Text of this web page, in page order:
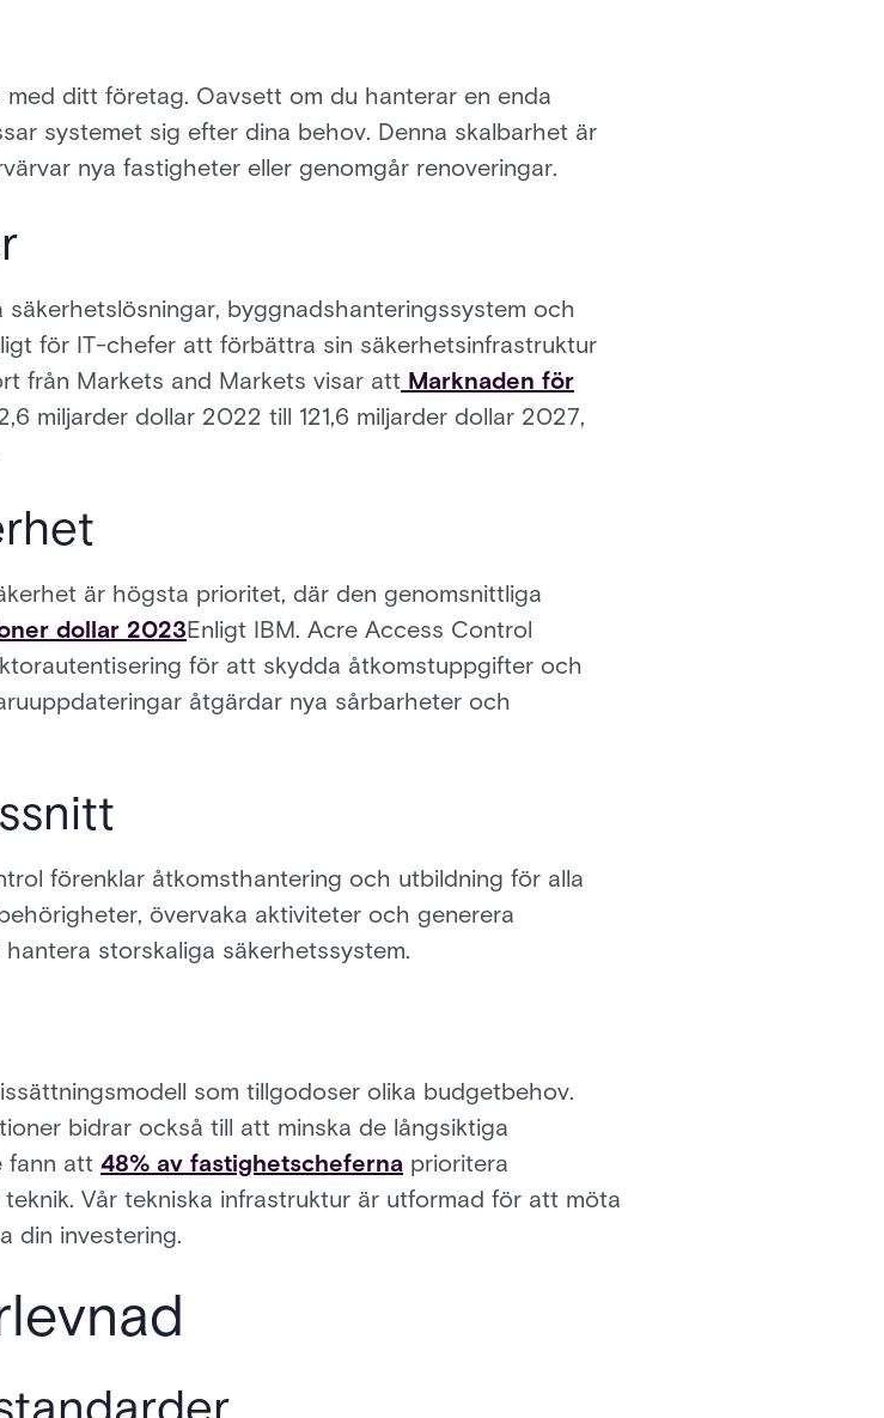
ditt företag. Oavsett om du hanterar en enda
systemet sig efter dina behov. Denna skalbarhet är
nya fastigheter eller genomgår renoveringar.
byggnadshanteringssystem och
för IT-chefer att förbättra sin säkerhetsinfrastruktur
från Markets and Markets visar att Marknaden för
miljarder dollar 2022 till 121,6 miljarder dollar 2027,
är högsta prioritet, där den genomsnittliga
dollar 2023Enligt IBM. Acre Access Control
för att skydda åtkomstuppgifter och
åtgärdar nya sårbarheter och
förenklar åtkomsthantering och utbildning för alla
övervaka aktiviteter och generera
storskaliga säkerhetssystem.
som tillgodoser olika budgetbehov.
bidrar också till att minska de långsiktiga
fann att 48% av fastighetscheferna prioritera
Vår tekniska infrastruktur är utformad för att möta
din investering.